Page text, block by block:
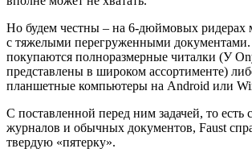
Но будем честны – на 6-дюймовых ридерах
с тяжелыми перегруженными документами.
покупаются полноразмерные читалки (У
представлены в широком ассортименте)
планшетные компьютеры на Android или
С поставленной перед ним задачей, то есть
журналов и обычных документов, Faust
твердую «пятерку».